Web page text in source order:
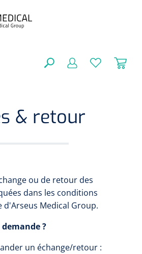
& retour
ou de retour des
dans les conditions
d'Arseus Medical Group.
?
un échange/retour :